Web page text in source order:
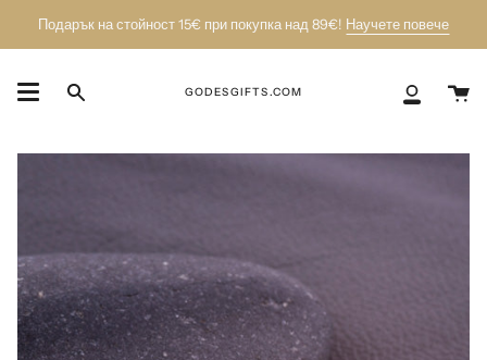
Подарък на стойност 15€ при покупка над 89€! Научете повече
Търси GODESGIFTS.COM
Моят